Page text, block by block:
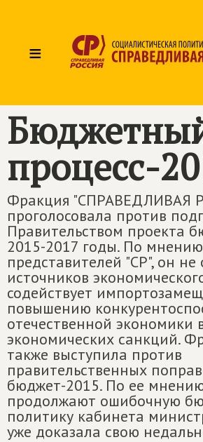
≡
процесс-
Фракция "СПРАВЕДЛИВАЯ
проголосовала против
Правительством проекта
2015-2017 годы. По мнению
представителей "СР", он не
источников
содействует
повышению
отечественной экономики
экономических санкций.
также выступила против
правительственных
бюджет-2015. По ее
продолжают ошибочную
политику кабинета
уже доказала свою